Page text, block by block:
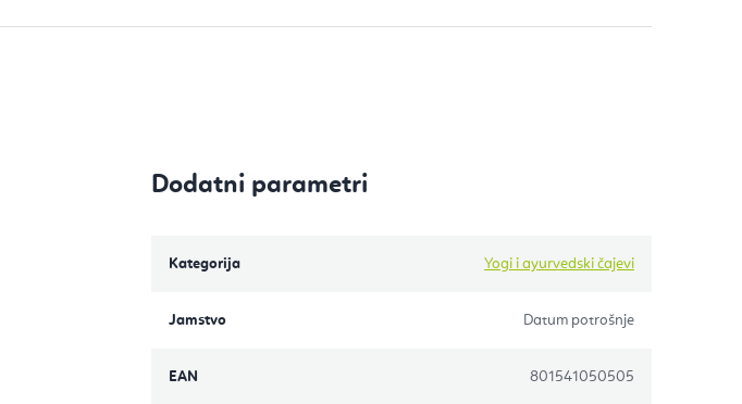
Dodatni parametri
Kategorija Yogi i ayurvedski čajevi
Jamstvo Datum potrošnje
EAN 801541050505